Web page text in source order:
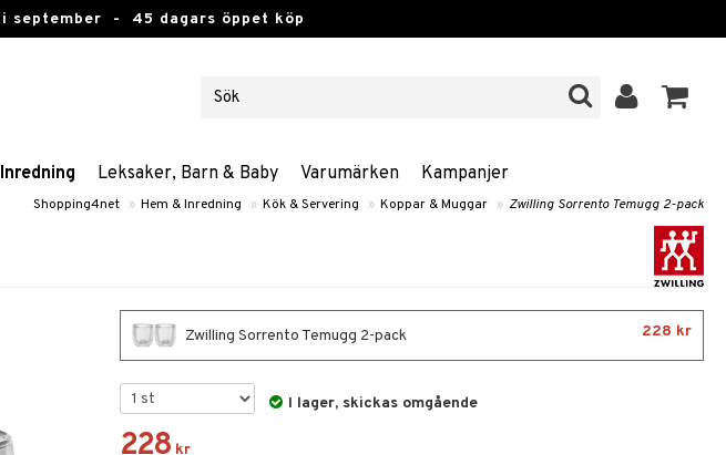
i september - 45 dagars öppet köp
Leksaker, Barn & Baby Varumärken Kampanjer
Shopping4net » Hem & Inredning » Kök & Servering » Koppar & Muggar » Zwilling Sorrento Temugg 2-pack
Zwilling Sorrento Temugg 2-pack 228 kr
I lager, skickas omgående
228 kr